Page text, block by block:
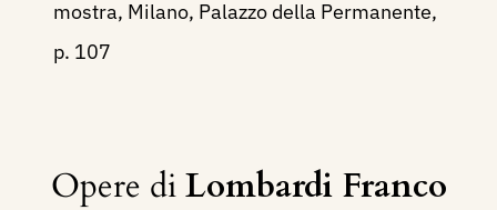
mostra, Milano, Palazzo della Permanente,
p. 107
Opere diLombardi Franco